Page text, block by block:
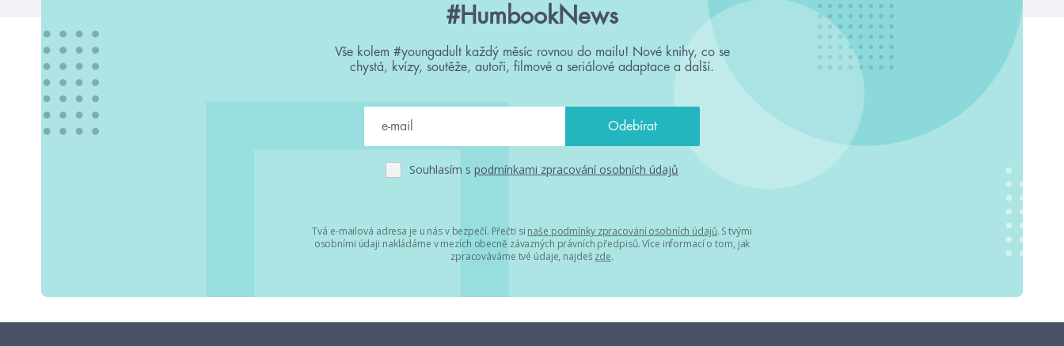
#HumbookNews
Vše kolem #youngadult každý měsíc rovnou do mailu! Nové knihy, co se
chystá, kvízy, soutěže, autoři, filmové a seriálové adaptace a další.
Souhlasím s podmínkami zpracování osobních údajů
Tvá e-mailová adresa je u nás v bezpečí. Přečti si naše podmínky zpracování osobních údajů. S tvými
osobními údaji nakládáme v mezích obecně závazných právních předpisů. Více informací o tom, jak
zpracováváme tvé údaje, najdeš zde.